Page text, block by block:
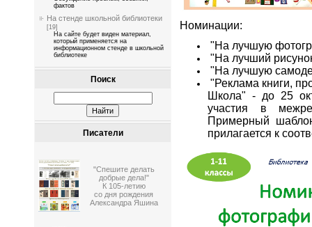
фактов
На стенде школьной библиотеки
[19]
На сайте будет виден материал,
который применяется на
информационном стенде в школьной
библиотеке
Поиск
Писатели
"Спешите делать
добрые дела!"
К 105-летию
со дня рождения
Александра Яшина
Номинации:
"На лучшую
"На лучший
"На лучшую
"Реклама книги,
Школа" - до 25
участия в
Примерный
прилагается к